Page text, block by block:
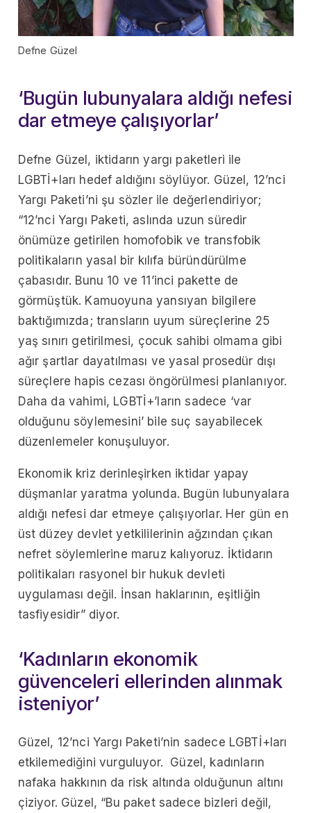
Defne Güzel
‘Bugün lubunyalara aldığı nefesi
dar etmeye çalışıyorlar’
Defne Güzel, iktidarın yargı paketleri ile
LGBTİ+ları hedef aldığını söylüyor. Güzel, 12’nci
Yargı Paketi’ni şu sözler ile değerlendiriyor;
“12’nci Yargı Paketi, aslında uzun süredir
önümüze getirilen homofobik ve transfobik
politikaların yasal bir kılıfa büründürülme
çabasıdır. Bunu 10 ve 11’inci pakette de
görmüştük. Kamuoyuna yansıyan bilgilere
baktığımızda; transların uyum süreçlerine 25
yaş sınırı getirilmesi, çocuk sahibi olmama gibi
ağır şartlar dayatılması ve yasal prosedür dışı
süreçlere hapis cezası öngörülmesi planlanıyor.
Daha da vahimi, LGBTİ+’ların sadece ‘var
olduğunu söylemesini’ bile suç sayabilecek
düzenlemeler konuşuluyor.
Ekonomik kriz derinleşirken iktidar yapay
düşmanlar yaratma yolunda. Bugün lubunyalara
aldığı nefesi dar etmeye çalışıyorlar. Her gün en
üst düzey devlet yetkililerinin ağzından çıkan
nefret söylemlerine maruz kalıyoruz. İktidarın
politikaları rasyonel bir hukuk devleti
uygulaması değil. İnsan haklarının, eşitliğin
tasfiyesidir” diyor.
‘Kadınların ekonomik
güvenceleri ellerinden alınmak
isteniyor’
Güzel, 12’nci Yargı Paketi’nin sadece LGBTİ+ları
etkilemediğini vurguluyor. Güzel, kadınların
nafaka hakkının da risk altında olduğunun altını
çiziyor. Güzel, “Bu paket sadece bizleri değil,